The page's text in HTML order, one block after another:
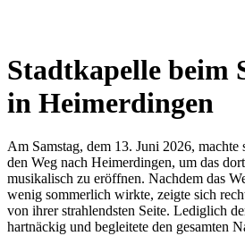
Stadtkapelle beim
in Heimerdingen
Am Samstag, dem 13. Juni 2026, machte
den Weg nach Heimerdingen, um das
musikalisch zu eröffnen. Nachdem das
wenig sommerlich wirkte, zeigte sich
von ihrer strahlendsten Seite. Lediglich
hartnäckig und begleitete den gesamten